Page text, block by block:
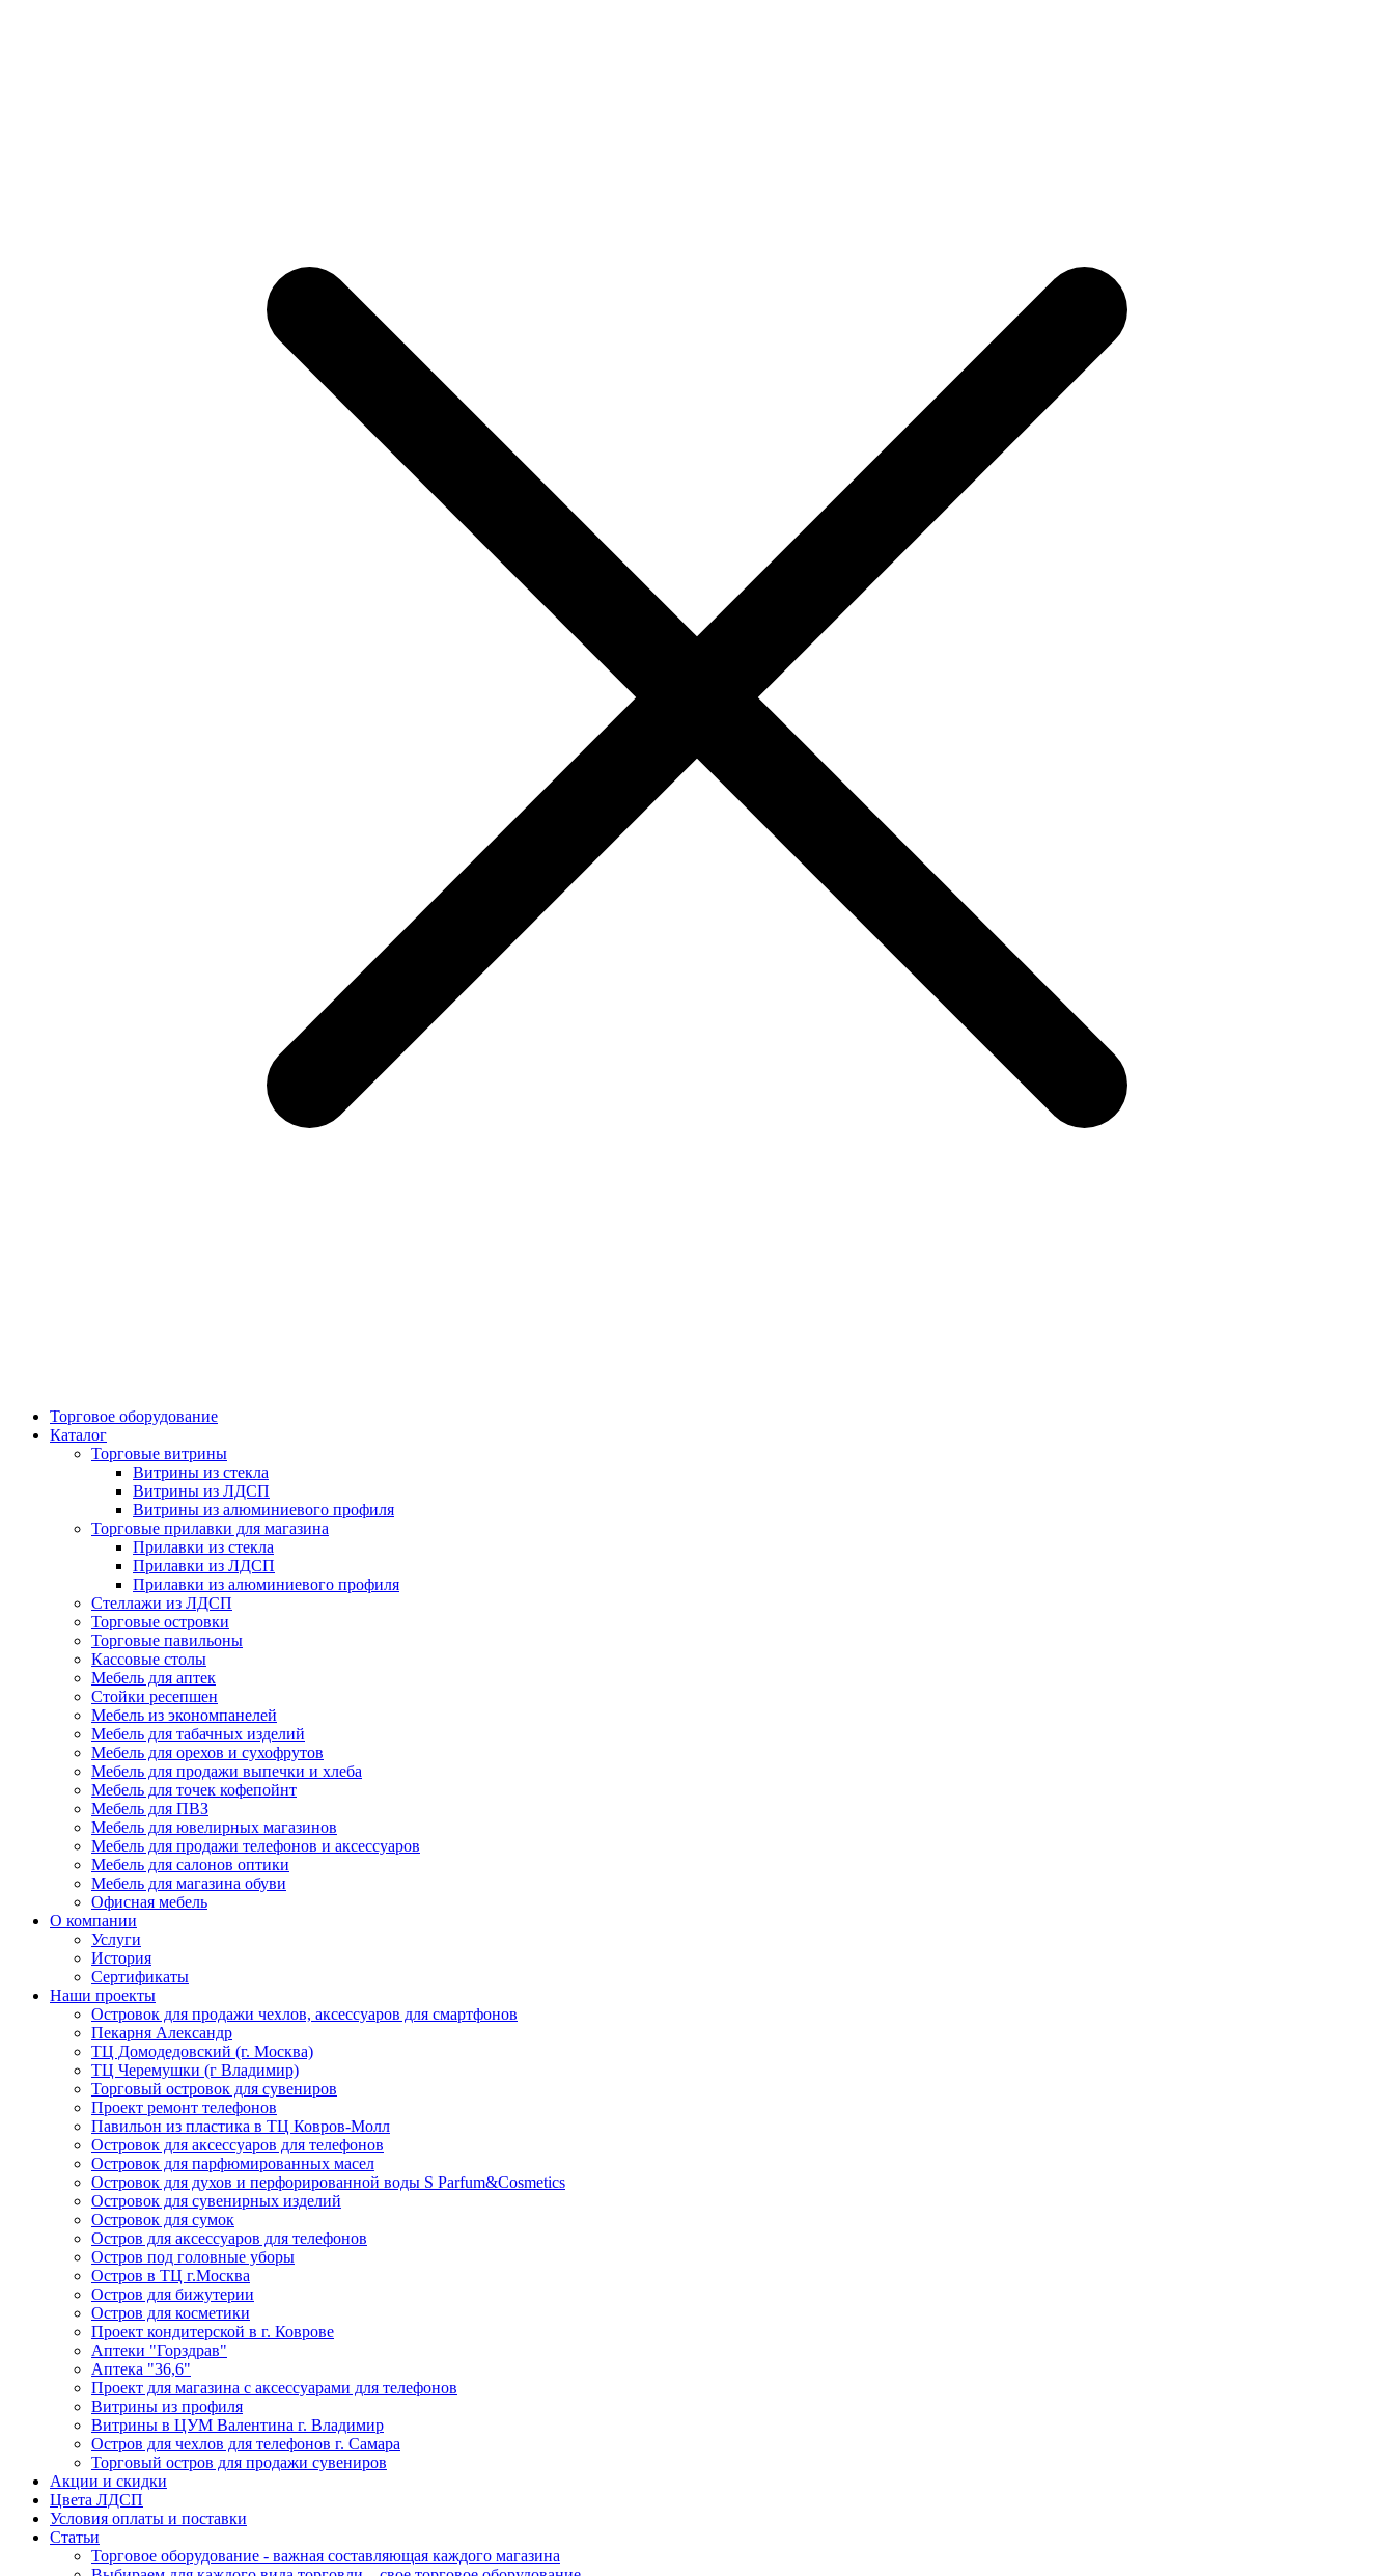
Торговое оборудование
Каталог
Торговые витрины
Витрины из cтекла
Витрины из ЛДСП
Витрины из алюминиевого профиля
Торговые прилавки для магазина
Прилавки из стекла
Прилавки из ЛДСП
Прилавки из алюминиевого профиля
Стеллажи из ЛДСП
Торговые островки
Торговые павильоны
Кассовые столы
Мебель для аптек
Стойки ресепшен
Мебель из экономпанелей
Мебель для табачных изделий
Мебель для орехов и сухофрутов
Мебель для продажи выпечки и хлеба
Мебель для точек кофепойнт
Мебель для ПВЗ
Мебель для ювелирных магазинов
Мебель для продажи телефонов и аксессуаров
Мебель для салонов оптики
Мебель для магазина обуви
Офисная мебель
О компании
Услуги
История
Сертификаты
Наши проекты
Островок для продажи чехлов, аксессуаров для смартфонов
Пекарня Александр
ТЦ Домодедовский (г. Москва)
ТЦ Черемушки (г Владимир)
Торговый островок для сувениров
Проект ремонт телефонов
Павильон из пластика в ТЦ Ковров-Молл
Островок для аксессуаров для телефонов
Островок для парфюмированных масел
Островок для духов и перфорированной воды S Parfum&Cosmetics
Островок для сувенирных изделий
Островок для сумок
Остров для аксессуаров для телефонов
Остров под головные уборы
Остров в ТЦ г.Москва
Остров для бижутерии
Остров для косметики
Проект кондитерской в г. Коврове
Аптеки "Горздрав"
Аптека "36,6"
Проект для магазина с аксессуарами для телефонов
Витрины из профиля
Витрины в ЦУМ Валентина г. Владимир
Остров для чехлов для телефонов г. Самара
Торговый остров для продажи сувениров
Акции и скидки
Цвета ЛДСП
Условия оплаты и поставки
Статьи
Торговое оборудование - важная составляющая каждого магазина